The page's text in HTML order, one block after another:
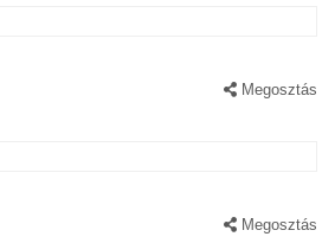
Megosztás
Megosztás